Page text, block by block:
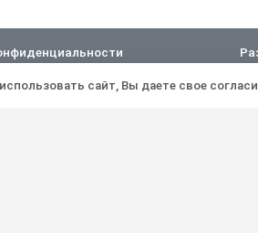
сайт, Вы даете свое